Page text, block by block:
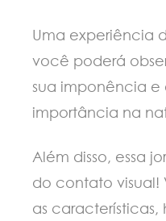
Uma experiência
você poderá
sua imponência e
importância na
Além disso, essa
do contato visual!
as